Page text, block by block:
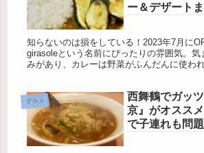
ー＆デザート
知らないのは損をしている！2023年7月に
girasoleという名前にぴったりの雰囲気。気
みがあり、カレーは野菜がふんだんに使わ
グルメ
西舞鶴でガッ
京』がオスス
で子連れも問題